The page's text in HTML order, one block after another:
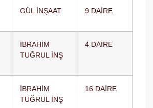
GÜL İNŞAAT 9 DAİRE
İBRAHİM
TUĞRUL İNŞ
4 DAİRE
İBRAHİM
TUĞRUL İNŞ
16 DAİRE